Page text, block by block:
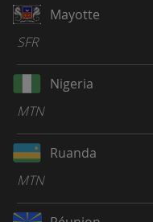
Mayotte
SFR
Nigeria
MTN
Ruanda
MTN